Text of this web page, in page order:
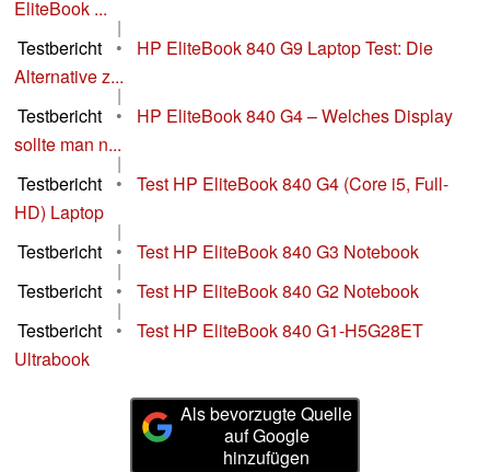
EliteBook ...
|
Testbericht
•
HP EliteBook 840 G9 Laptop Test: Die
Alternative z...
|
Testbericht
•
HP EliteBook 840 G4 – Welches Display
sollte man n...
|
Testbericht
•
Test HP EliteBook 840 G4 (Core i5, Full-
HD) Laptop
|
Testbericht
• Test HP EliteBook 840 G3 Notebook
|
Testbericht
• Test HP EliteBook 840 G2 Notebook
|
Testbericht
•
Test HP EliteBook 840 G1-H5G28ET
Ultrabook
Als bevorzugte Quelle
auf Google
hinzufügen